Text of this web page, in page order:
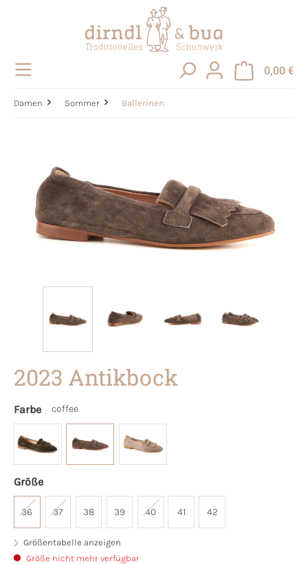
0,00 €
Damen Sommer Ballerinen
2023 Antikbock
Farbe coffee
Größe
36 37 38 39 40 41 42
Größentabelle anzeigen
Größe nicht mehr verfügbar